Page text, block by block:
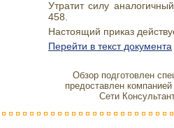
Утратит силу
458.
Настоящий приказ
Перейти в текст документа
Обзор подготовлен
предоставлен компанией
Сети